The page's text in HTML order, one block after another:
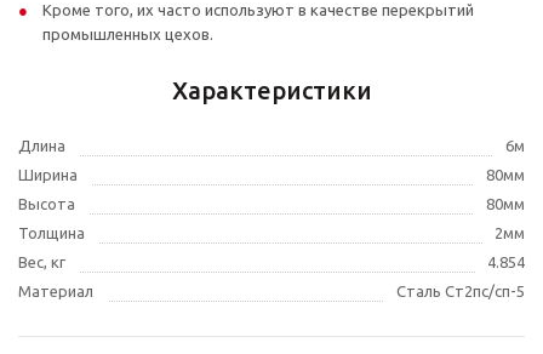
Кроме того, их часто используют в качестве перекрытий
промышленных цехов.
Характеристики
Длина
6м
Ширина
80мм
Высота
80мм
Толщина
2мм
Вес, кг
4.854
Материал
Сталь Ст2пс/сп-5